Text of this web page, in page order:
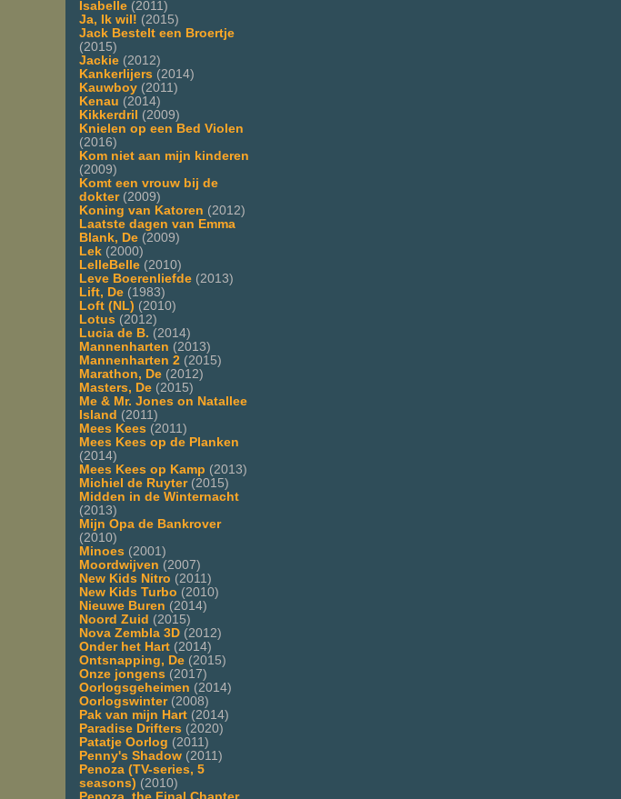
Isabelle (2011)
Ja, Ik wil! (2015)
Jack Bestelt een Broertje
(2015)
Jackie (2012)
Kankerlijers (2014)
Kauwboy (2011)
Kenau (2014)
Kikkerdril (2009)
Knielen op een Bed Violen
(2016)
Kom niet aan mijn kinderen
(2009)
Komt een vrouw bij de
dokter(2009)
Koning van Katoren (2012)
Laatste dagen van Emma
Blank, De (2009)
Lek (2000)
LelleBelle (2010)
Leve Boerenliefde (2013)
Lift, De (1983)
Loft (NL) (2010)
Lotus (2012)
Lucia de B. (2014)
Mannenharten (2013)
Mannenharten 2 (2015)
Marathon, De (2012)
Masters, De (2015)
Me & Mr. Jones on Natallee
Island (2011)
Mees Kees (2011)
Mees Kees op de Planken
(2014)
Mees Kees op Kamp (2013)
Michiel de Ruyter(2015)
Midden in de Winternacht
(2013)
Mijn Opa de Bankrover
(2010)
Minoes (2001)
Moordwijven (2007)
New Kids Nitro (2011)
New Kids Turbo (2010)
Nieuwe Buren (2014)
Noord Zuid (2015)
Nova Zembla 3D (2012)
Onder het Hart (2014)
Ontsnapping, De (2015)
Onze jongens (2017)
Oorlogsgeheimen (2014)
Oorlogswinter(2008)
Pak van mijn Hart (2014)
Paradise Drifters (2020)
Patatje Oorlog (2011)
Penny's Shadow (2011)
Penoza (TV-series, 5
seasons) (2010)